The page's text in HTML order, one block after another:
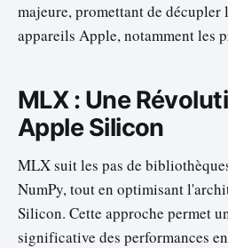
majeure, promettant de décupler
appareils Apple, notamment les
MLX : Une
Apple Silicon
MLX suit les pas de
NumPy, tout en optimisant
Silicon. Cette approche permet
significative des performances